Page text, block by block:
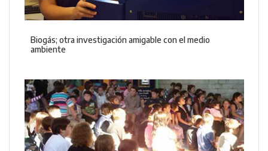
Biogás; otra investigación amigable con el medio
ambiente